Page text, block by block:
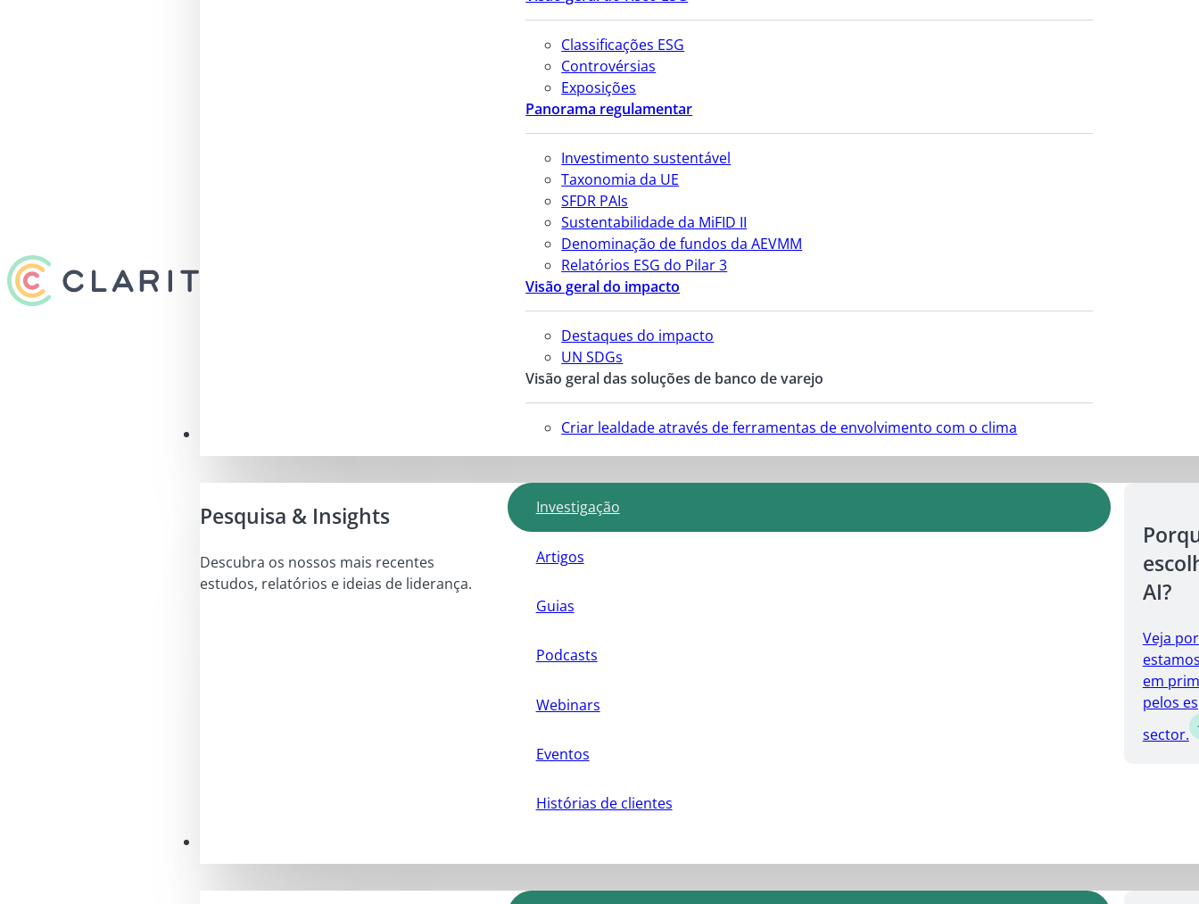
Classificações ESG
Controvérsias
Exposições
Panorama regulamentar
Investimento sustentável
Taxonomia da UE
SFDR PAIs
Sustentabilidade da MiFID II
Denominação de fundos da AEVMM
Relatórios ESG do Pilar 3
Visão geral do impacto
Destaques do impacto
UN SDGs
Visão geral das soluções de banco de varejo
Criar lealdade através de ferramentas de envolvimento com o clima
Pesquisa & Insights
Descubra os nossos mais recentes
estudos, relatórios e ideias de liderança.
Investigação
Artigos
Guias
Podcasts
Webinars
Eventos
Histórias de clientes
AI?
Veja
em
pelos
sector.